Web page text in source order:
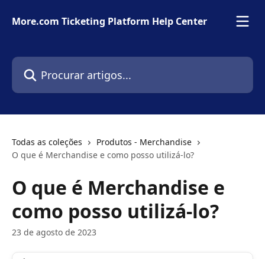
More.com Ticketing Platform Help Center
Procurar artigos...
Todas as coleções
Produtos - Merchandise
O que é Merchandise e como posso utilizá-lo?
O que é Merchandise e
como posso utilizá-lo?
23 de agosto de 2023